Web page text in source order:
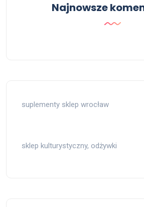
Najnowsze
suplementy sklep wrocław
sklep kulturystyczny, odżywki